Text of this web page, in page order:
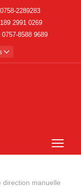
2289283
2991 0269
0757-8588 9689

direction manuelle